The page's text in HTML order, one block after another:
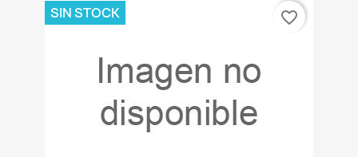
SIN STOCK favorite_border